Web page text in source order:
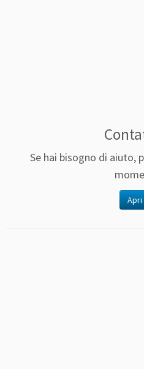
Se hai bisogno di aiuto,
Apri